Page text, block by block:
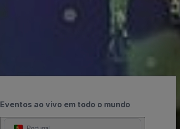
Eventos ao vivo em todo o mundo